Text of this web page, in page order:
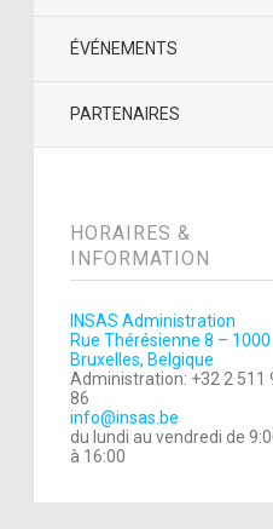
ÉVÉNEMENTS
PARTENAIRES
HORAIRES &
INFORMATION
INSAS Administration
Rue Thérésienne 8 – 1000
Bruxelles, Belgique
Administration: +32 2 511
86
info@insas.be
du lundi au vendredi de
à 16:00